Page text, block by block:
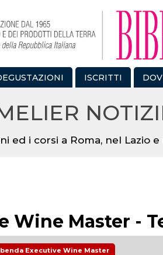
ISCRITTI
ed i corsi a Roma, nel Lazio
Wine Master -
Executive Wine Master